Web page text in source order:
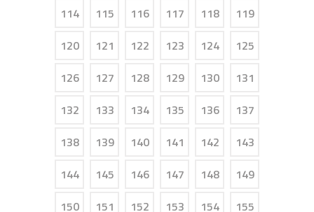
114
115 116 117 118
119
120
121 122 123 124
125
126
127 128 129 130
131
132
133 134 135 136
137
138
139 140 141 142
143
144
145 146 147 148
149
150
151 152 153 154
155